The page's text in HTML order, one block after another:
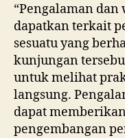
“Pengalaman
dapatkan terkait
sesuatu yang
kunjungan
untuk melihat
langsung.
dapat
pengembangan